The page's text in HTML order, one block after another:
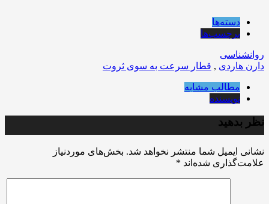
دسته‌ها
برچسب‌ها
روانشناسی
دارن هاردی , قطار سرعت به سوی ثروت
مطالب مشابه
نویسنده
نظر بدهید
نشانی ایمیل شما منتشر نخواهد شد. بخش‌های موردنیاز
علامت‌گذاری شده‌اند *